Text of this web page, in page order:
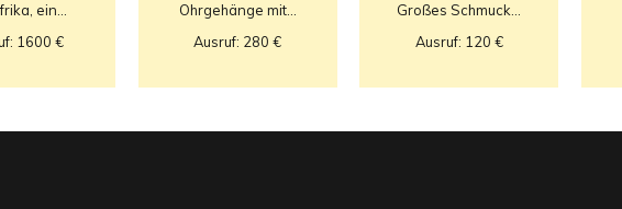
ein...
1600 €
Ohrgehänge mit...
Ausruf: 280 €
Großes Schmuck...
Ausruf: 120 €